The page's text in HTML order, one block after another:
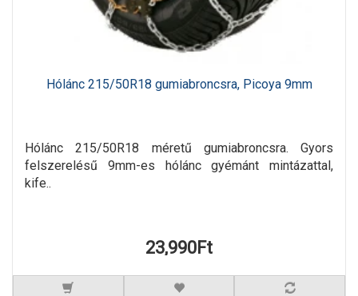
Hólánc 215/50R18 gumiabroncsra, Picoya 9mm
Hólánc 215/50R18 méretű gumiabroncsra. Gyors
felszerelésű 9mm-es hólánc gyémánt mintázattal,
kife..
23,990Ft